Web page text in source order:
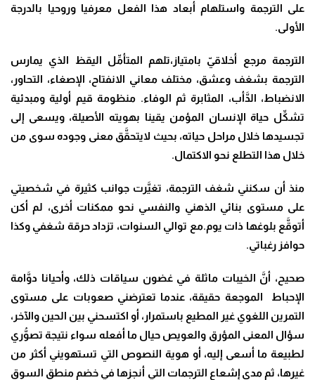
على الترجمة واستلهام أبعاد هذا الفعل معرفيا وروحيا بالدرجة
الأولى.
الترجمة مرجع أخلاقيّ بامتياز،تلهم المتأمِّل اليقظ الذي يمارس
الترجمة بشغف وعشق، مختلف معاني الانفتاح، الإصغاء، التحاور،
الانضباط، الدَّأب، المثابرة ثم الوفاء. منظومة قيم أولية ومبدئية
تشكِّل حياة الإنسان المؤمن يقينا بهويته الأصيلة، ويسعى إلى
تجسيدها خلال مراحل حياته، بحيث لايتحقَّق معنى وجوده سوى من
خلال هذا التطلع نحو الاكتمال.
منذ أن سكنني شغف الترجمة، تغيَّرت جوانب كثيرة في شخصيتي
على مستوى بنائي الذهني والنفسي نحو ممكنات أخرى، لم أكن
أتوقَّع بلوغها ذات يوم.مع توالي السنوات، تزداد حرقة شغفي وكذا
حوافز رغباتي.
صحيح، أنَّ الخيبات ماثلة في غضون سياقات ذلك، وأحيانا دوَّامة
الإحباط الموجعة حقيقة، عندما تعترضني صعوبات على مستوى
التمرين اللغوي غير المطيع باستمرار، أو اكتسحني بين الحين والآخر،
سؤال المعنى المؤرق والعويص حيال ما أفعله سواء نتيجة تصوُّري
لطبيعة ما أسعى إليه، أو هوية النصوص التي تستهويني أكثر من
غيرها، ثم مدى إشعاع الترجمات التي أنجزها في خضم منطق السوق